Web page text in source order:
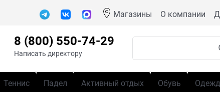
Магазины О компании
8 (800) 550-74-29
Написать директору
Теннис Падел Активный отдых Обувь